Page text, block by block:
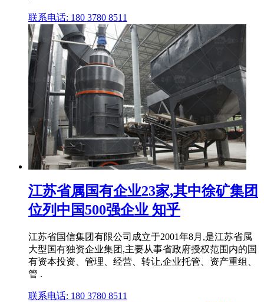
联系电话: 180 3780 8511
江苏省属国有企业23家,其中徐矿集团
位列中国500强企业 知乎
江苏省国信集团有限公司成立于2001年8月,是江苏省属
大型国有独资企业集团,主要从事省政府授权范围内的国
有资本投资、管理、经营、转让,企业托管、资产重组、
管 .
联系电话: 180 3780 8511